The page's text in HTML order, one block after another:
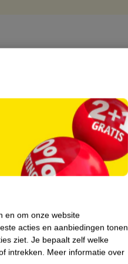
en om onze website
acties en aanbiedingen tonen
ziet. Je bepaalt zelf welke
intrekken. Meer informatie over